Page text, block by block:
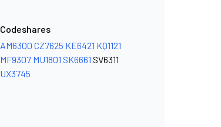
Codeshares
AM6300 CZ7625 KE6421 KQ1121
MF9307 MU1801 SK6661 SV6311
UX3745